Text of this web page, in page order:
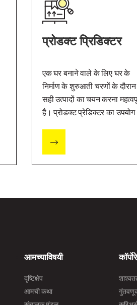
प्रोडक्ट प्रिडिक्टर
एक घर बनाने वाले के लिए घर के
निर्माण के शुरुआती चरणों के दौरान
सही उत्पादों का चयन करना
है। प्रोडक्ट प्रेडिक्टर का उपयोग
करते समय किन उत्पादों की
आमच्याविषयी
दृष्टिक्षेप
आमची कथा